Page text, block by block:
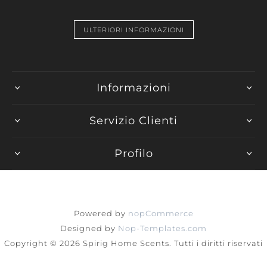
ULTERIORI INFORMAZIONI
Informazioni
Servizio Clienti
Profilo
Powered by nopCommerce
Designed by Nop-Templates.com
Copyright © 2026 Spirig Home Scents. Tutti i diritti riservati